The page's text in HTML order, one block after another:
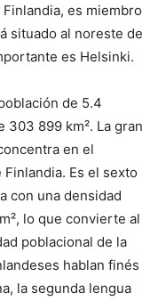
es miembro
situado al noreste de
es Helsinki.
de 5.4
303 899 km². La gran
en el
Es el sexto
con una densidad
lo que convierte al
poblacional de la
hablan finés
la segunda lengua